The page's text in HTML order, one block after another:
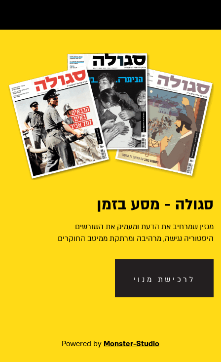
סגולה - מסע בזמן
מגזין שמרחיב את הדעת ומעמיק את השורשים
היסטוריה נגישה, מרהיבה ומרתקת ממיטב החוקרים
לרכישת מנוי
Powered byMonster-Studio